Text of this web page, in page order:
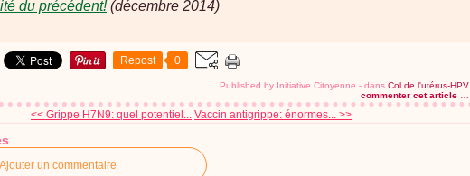
du précédent!(décembre 2014)
Repost 0
Published by Initiative Citoyenne - dans Col de l'utérus-HPV
commenter cet article
<< Grippe H7N9: quel potentiel... Vaccin antigrippe: énormes... >>
Ajouter un commentaire